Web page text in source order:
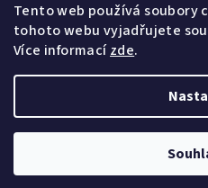
Tento web používá soubory
tohoto webu vyjadřujete
Více informacízde.
SLEDUJTE NÁS
Vytvořil